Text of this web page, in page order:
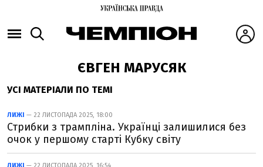
ЄВГЕН МАРУСЯК
УСІ МАТЕРІАЛИ ПО ТЕМІ
ЛИЖІ — 22 ЛИСТОПАДА 2025, 18:00
Стрибки з трампліна. Українці залишилися без
очок у першому старті Кубку світу